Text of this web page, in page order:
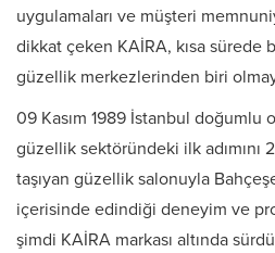
uygulamaları ve müşteri
dikkat çeken KAİRA, kısa sürede
güzellik merkezlerinden biri
09 Kasım 1989 İstanbul doğumlu
güzellik sektöründeki ilk adımını
taşıyan güzellik salonuyla
içerisinde edindiği deneyim ve
şimdi KAİRA markası altında